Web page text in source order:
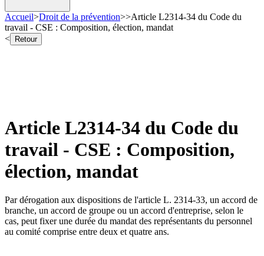
Accueil>Droit de la prévention>>Article L2314-34 du Code du
travail - CSE : Composition, élection, mandat
<
Retour
Article L2314-34 du Code du
travail - CSE : Composition,
élection, mandat
Par dérogation aux dispositions de l'article L. 2314-33, un accord de
branche, un accord de groupe ou un accord d'entreprise, selon le
cas, peut fixer une durée du mandat des représentants du personnel
au comité comprise entre deux et quatre ans.